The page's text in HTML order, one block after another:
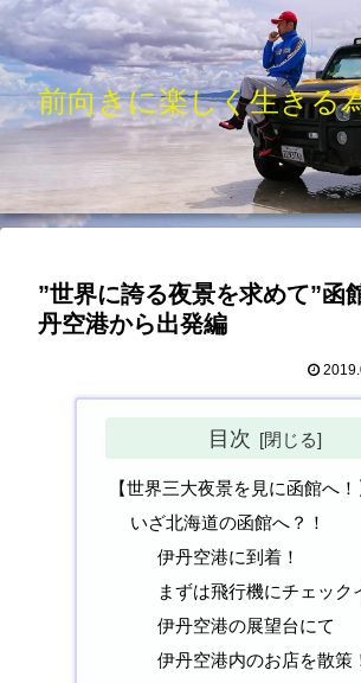
前向きに楽しく生きる
”世界に誇る夜景を求めて”函
丹空港から出発編
目次
【世界三大夜景を見に函館へ！
いざ北海道の函館へ？！
伊丹空港に到着！
まずは飛行機にチェック
伊丹空港の展望台にて
伊丹空港内のお店を散策